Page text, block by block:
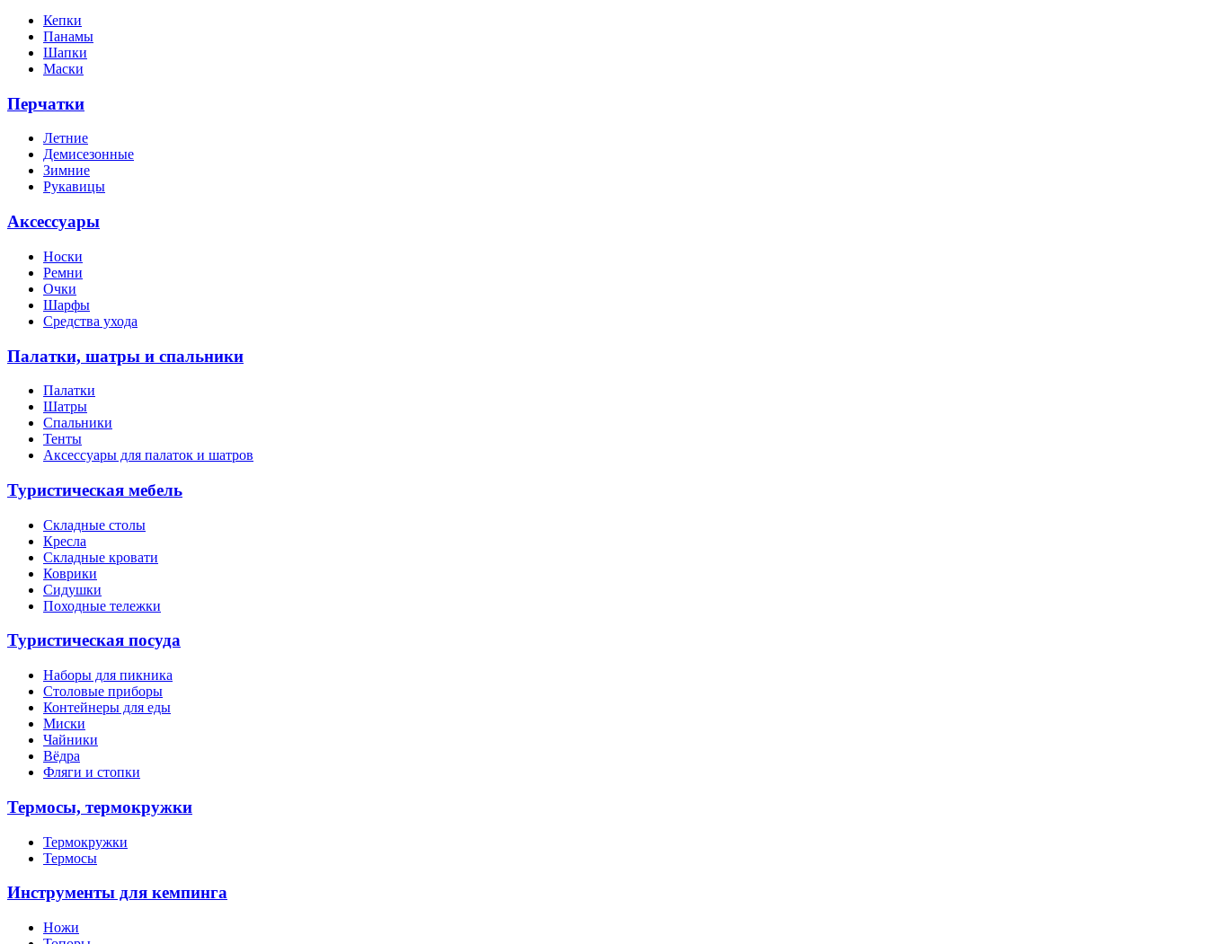
Кепки
Панамы
Шапки
Маски
Перчатки
Летние
Демисезонные
Зимние
Рукавицы
Аксессуары
Носки
Ремни
Очки
Шарфы
Средства ухода
Палатки, шатры и спальники
Палатки
Шатры
Спальники
Тенты
Аксессуары для палаток и шатров
Туристическая мебель
Складные столы
Кресла
Складные кровати
Коврики
Сидушки
Походные тележки
Туристическая посуда
Наборы для пикника
Столовые приборы
Контейнеры для еды
Миски
Чайники
Вёдра
Фляги и стопки
Термосы, термокружки
Термокружки
Термосы
Инструменты для кемпинга
Ножи